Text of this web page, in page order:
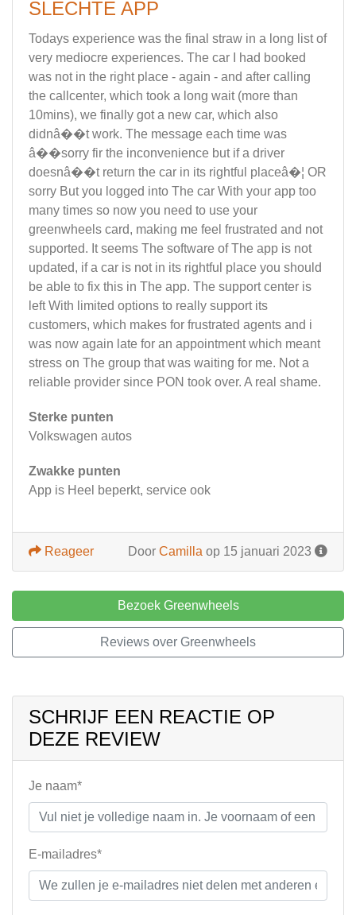
SLECHTE APP
Todays experience was the final straw in a long list of
very mediocre experiences. The car I had booked
was not in the right place - again - and after calling
the callcenter, which took a long wait (more than
10mins), we finally got a new car, which also
didnâ��t work. The message each time was
â��sorry fir the inconvenience but if a driver
doesnâ��t return the car in its rightful placeâ�¦ OR
sorry But you logged into The car With your app too
many times so now you need to use your
greenwheels card, making me feel frustrated and not
supported. It seems The software of The app is not
updated, if a car is not in its rightful place you should
be able to fix this in The app. The support center is
left With limited options to really support its
customers, which makes for frustrated agents and i
was now again late for an appointment which meant
stress on The group that was waiting for me. Not a
reliable provider since PON took over. A real shame.
Sterke punten
Volkswagen autos
Zwakke punten
App is Heel beperkt, service ook
Door Camilla op 15 januari 2023
Reageer
Bezoek Greenwheels
Reviews over Greenwheels
SCHRIJF EEN REACTIE OP
DEZE REVIEW
Je naam*
E-mailadres*